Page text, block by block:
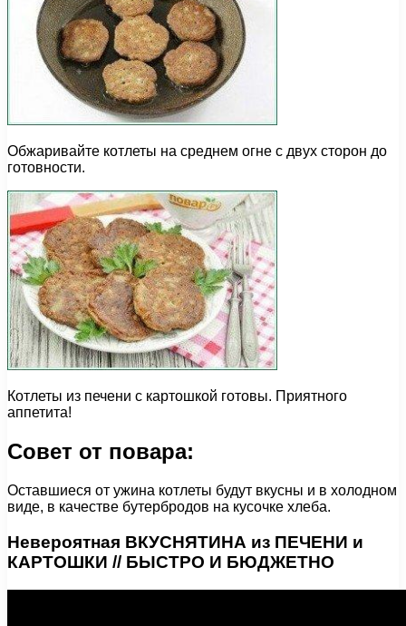
Обжаривайте котлеты на среднем огне с двух сторон до
готовности.
Котлеты из печени с картошкой готовы. Приятного
аппетита!
Совет от повара:
Оставшиеся от ужина котлеты будут вкусны и в холодном
виде, в качестве бутербродов на кусочке хлеба.
Невероятная ВКУСНЯТИНА из ПЕЧЕНИ и
КАРТОШКИ // БЫСТРО И БЮДЖЕТНО